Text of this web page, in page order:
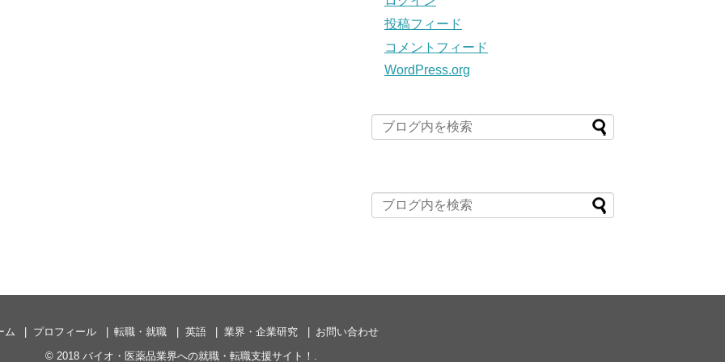
投稿フィード
コメントフィード
WordPress.org
ム プロフィール 転職・就職 英語 業界・企業研究
お問い合わせ
© 2018 バイオ・医薬品業界への就職・転職支援サイト！